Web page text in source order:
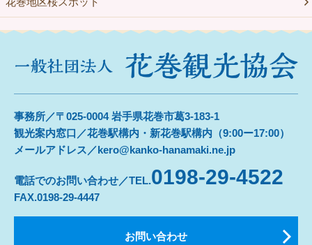
事務所／〒025-0004 岩手県花巻市葛3-183-1
観光案内窓口／花巻駅構内・新花巻駅構内（9:00ー17:00）
メールアドレス／kero@kanko-hanamaki.ne.jp
電話でのお問い合わせ／TEL.0198-29-4522
FAX.0198-29-4447
お問い合わせ